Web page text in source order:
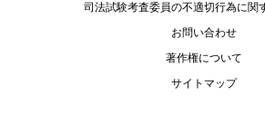
司法試験考査委員の不適切⾏為に関
お問い合わせ
著作権について
サイトマップ